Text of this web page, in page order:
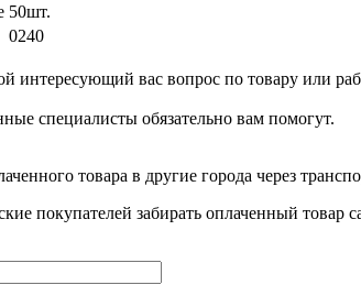
50шт.
0240
интересующий вас вопрос по товару или
специалисты обязательно вам помогут.
товара в другие города через
покупателей забирать оплаченный товар